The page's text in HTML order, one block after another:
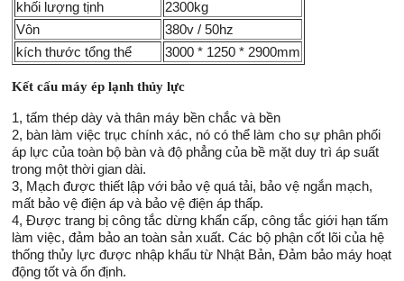
khối lượng tịnh
2300kg
Vôn
380v / 50hz
kích thước tổng thể
3000 * 1250 * 2900mm
Kết cấu máy ép lạnh thủy lực
1, tấm thép dày và thân máy bền chắc và bền
2, bàn làm việc trục chính xác, nó có thể làm cho sự phân phối
áp lực của toàn bộ bàn và độ phẳng của bề mặt duy trì áp suất
trong một thời gian dài.
3, Mạch được thiết lập với bảo vệ quá tải, bảo vệ ngắn mạch,
mất bảo vệ điện áp và bảo vệ điện áp thấp.
4, Được trang bị công tắc dừng khẩn cấp, công tắc giới hạn tấm
làm việc, đảm bảo an toàn sản xuất. Các bộ phận cốt lõi của hệ
thống thủy lực được nhập khẩu từ Nhật Bản, Đảm bảo máy hoạt
động tốt và ổn định.